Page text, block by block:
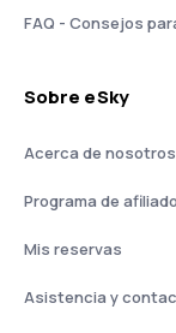
FAQ - Consejos
Sobre eSky
Acerca de nosotros
Programa de
Mis reservas
Asistencia y